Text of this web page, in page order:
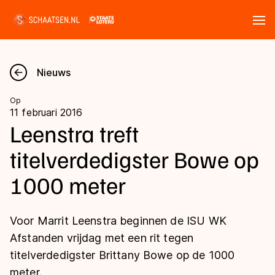
Nieuws
Kalender
Disciplines
Marathon
Inlineskaten
Uitslagen
Langebaan
Shorttrack
Marathon
Tijden & historie
Ranglijsten Langebaan
Nieuws
Op
11 februari 2016
Leenstra treft
titelverdedigster Bowe op
1000 meter
Voor Marrit Leenstra beginnen de ISU WK
Afstanden vrijdag met een rit tegen
titelverdedigster Brittany Bowe op de 1000
meter.